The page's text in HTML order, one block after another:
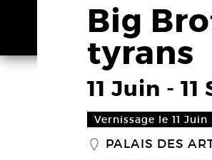
Big
tyrans
11 Juin - 11
Vernissage le 11 Juin
_ PALAIS DES